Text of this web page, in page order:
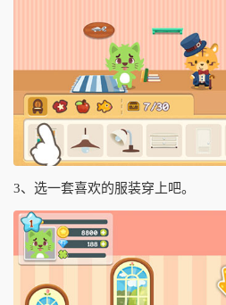
3、选一套喜欢的服装穿上吧。